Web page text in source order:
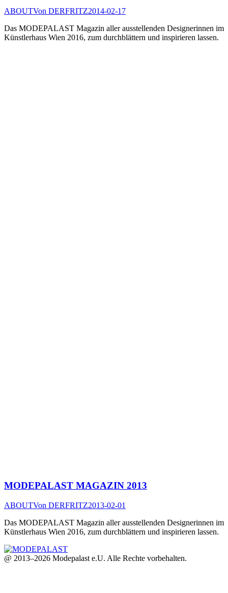
ABOUTVon DERFRITZ2014-02-17
Das MODEPALAST Magazin aller ausstellenden Designerinnen im
Künstlerhaus Wien 2016, zum durchblättern und inspirieren lassen.
MODEPALAST MAGAZIN 2013
ABOUTVon DERFRITZ2013-02-01
Das MODEPALAST Magazin aller ausstellenden Designerinnen im
Künstlerhaus Wien 2016, zum durchblättern und inspirieren lassen.
@ 2013–2026 Modepalast e.U. Alle Rechte vorbehalten.